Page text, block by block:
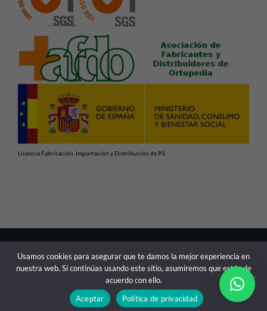
Licencia Fabricación, Importación y Distribución de P.S.
Sanitarios, advertimos de que la información contenida en
esta web está dirigida exclusivamente a profesionales
sanitarios.
Usamos cookies para asegurar que te damos la mejor experiencia en
nuestra web. Si continúas usando este sitio, asumiremos que estás de
acuerdo con ello.
Aceptar
Política de privacidad